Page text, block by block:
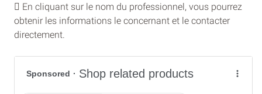
En cliquant sur le nom du professionnel, vous pourrez
obtenir les informations le concernant et le contacter
directement.